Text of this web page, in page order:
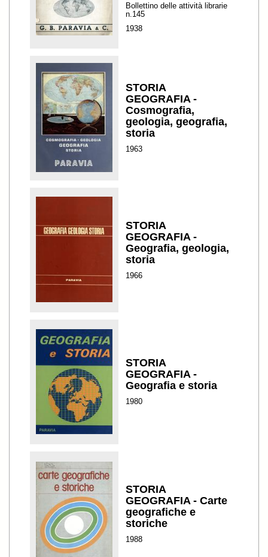
Bollettino delle attività librarie
n.145
1938
STORIA
GEOGRAFIA -
Cosmografia,
geologia, geografia,
storia
1963
STORIA
GEOGRAFIA -
Geografia, geologia,
storia
1966
STORIA
GEOGRAFIA -
Geografia e storia
1980
STORIA
GEOGRAFIA - Carte
geografiche e
storiche
1988